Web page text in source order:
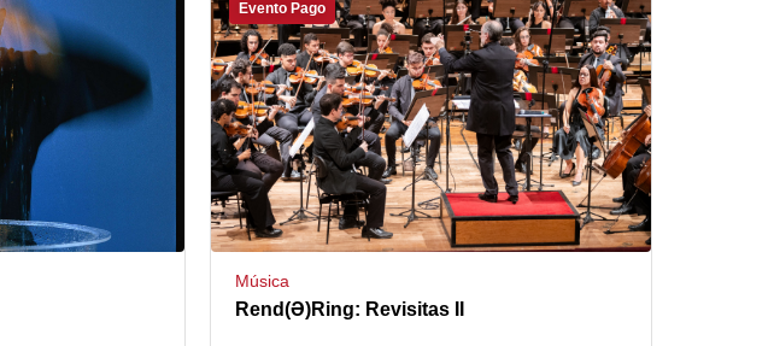
Evento Pago
Música
Rend(Ə)Ring: Revisitas II